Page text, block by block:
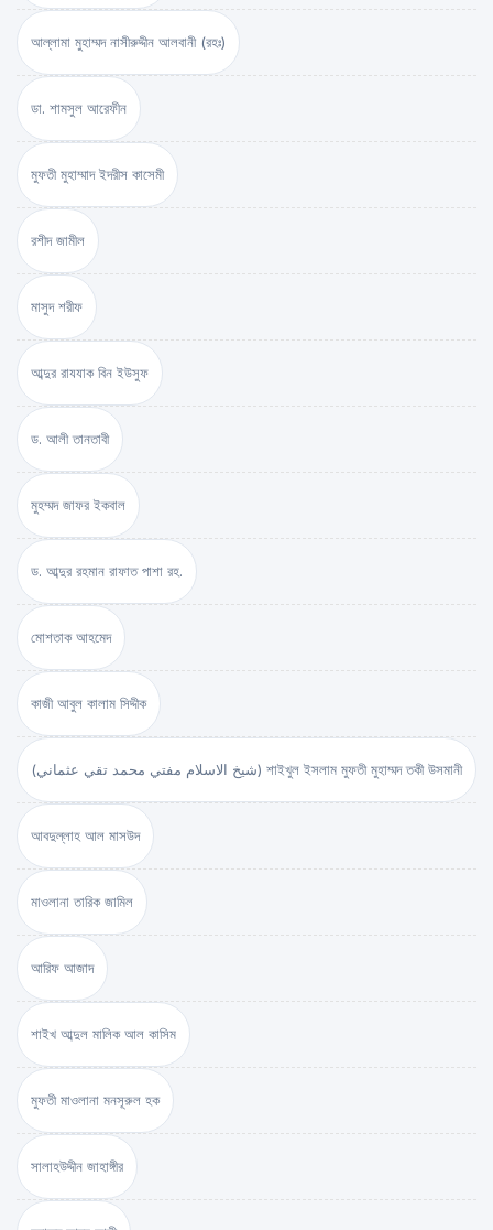
আল্লামা মুহাম্মদ নাসীরুদ্দীন আলবানী (রহঃ)
ডা. শামসুল আরেফীন
মুফতী মুহাম্মাদ ইদরীস কাসেমী
রশীদ জামীল
মাসুদ শরীফ
আব্দুর রাযযাক বিন ইউসুফ
ড. আলী তানতাবী
মুহম্মদ জাফর ইকবাল
ড. আব্দুর রহমান রাফাত পাশা রহ.
মোশতাক আহমেদ
কাজী আবুল কালাম সিদ্দীক
(شيخ الاسلام مفتي محمد تقي عثماني) শাইখুল ইসলাম মুফতী মুহাম্মদ তকী উসমানী
আবদুল্লাহ আল মাসউদ
মাওলানা তারিক জামিল
আরিফ আজাদ
শাইখ আব্দুল মালিক আল কাসিম
মুফতী মাওলানা মনসূরুল হক
সালাহউদ্দীন জাহাঙ্গীর